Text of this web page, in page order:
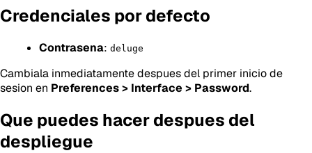
Credenciales por defecto
Contrasena: deluge
Cambiala inmediatamente despues del primer inicio de
sesion en Preferences > Interface > Password.
Que puedes hacer despues del
despliegue